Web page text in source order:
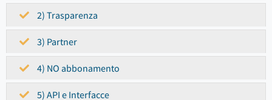
2) Trasparenza
3) Partner
4) NO abbonamento
5) API e Interfacce